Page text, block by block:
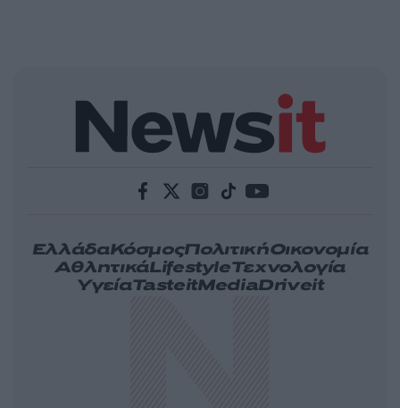
ΕλλάδαΚόσμοςΠολιτικήΟικονομία
ΑθλητικάLifestyleΤεχνολογία
ΥγείαTasteitMediaDriveit